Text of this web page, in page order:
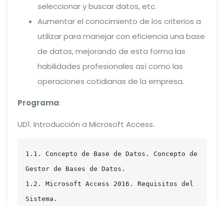
seleccionar y buscar datos, etc.
Aumentar el conocimiento de los criterios a
utilizar para manejar con eficiencia una base
de datos, mejorando de esta forma las
habilidades profesionales así como las
operaciones cotidianas de la empresa.
Programa:
UD1. Introducción a Microsoft Access.
1.1. Concepto de Base de Datos. Concepto de
Gestor de Bases de Datos.
1.2. Microsoft Access 2016. Requisitos del
Sistema.